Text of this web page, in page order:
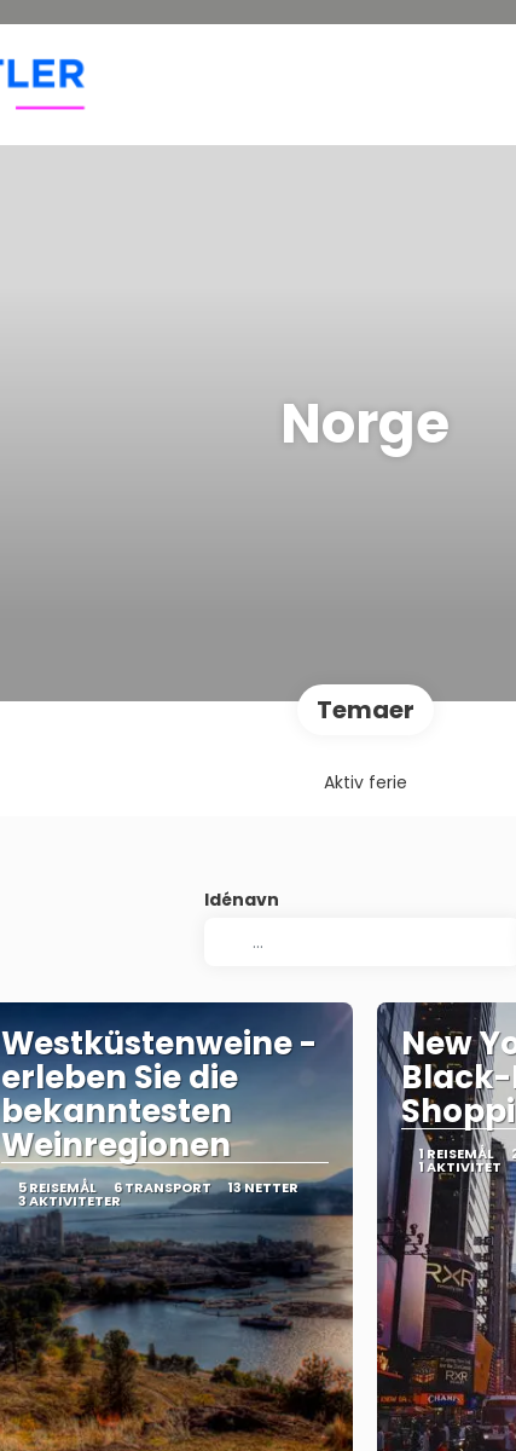
Norge
Temaer
Aktiv ferie
Idénavn
Westküstenweine -
erleben Sie die
bekanntesten
Weinregionen
5 REISEMÅL 6 TRANSPORT 13 NETTER
3 AKTIVITETER
New
1 REISEMÅL
1 AKTIVITET